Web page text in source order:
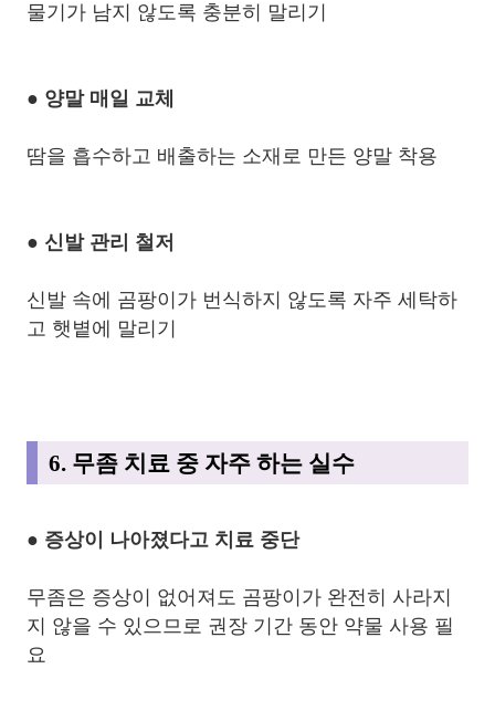
물기가 남지 않도록 충분히 말리기
● 양말 매일 교체
땀을 흡수하고 배출하는 소재로 만든 양말 착용
● 신발 관리 철저
신발 속에 곰팡이가 번식하지 않도록 자주 세탁하
고 햇볕에 말리기
6. 무좀 치료 중 자주 하는 실수
● 증상이 나아졌다고 치료 중단
무좀은 증상이 없어져도 곰팡이가 완전히 사라지
지 않을 수 있으므로 권장 기간 동안 약물 사용 필
요